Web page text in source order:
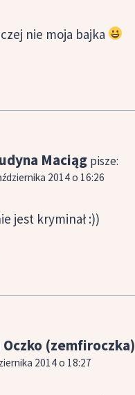
nie moja bajka
Maciąg pisze:
2014 o 16:26
jest kryminał :))
Oczko (zemfiroczka)
2014 o 18:27